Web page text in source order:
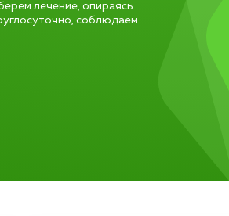
лечение, опираясь
соблюдаем